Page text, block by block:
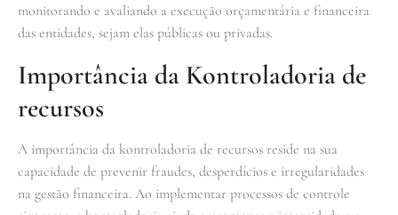
monitorando e avaliando a execução orçamentária e financeira
das entidades, sejam elas públicas ou privadas.
Importância da Kontroladoria de
recursos
A importância da kontroladoria de recursos reside na sua
capacidade de prevenir fraudes, desperdícios e irregularidades
na gestão financeira. Ao implementar processos de controle